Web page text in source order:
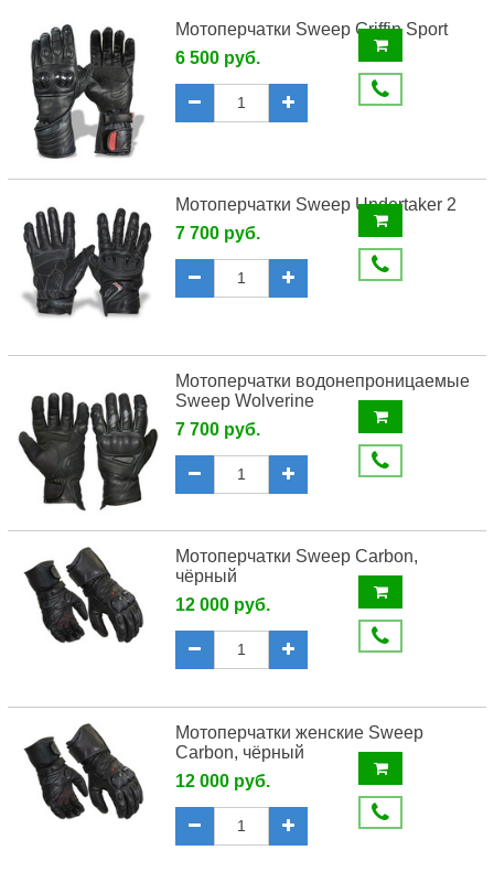
Мотоперчатки Sweep Griffin Sport
6 500 руб.
Мотоперчатки Sweep Undertaker 2
7 700 руб.
Мотоперчатки водонепроницаемые
Sweep Wolverine
7 700 руб.
Мотоперчатки Sweep Carbon,
чёрный
12 000 руб.
Мотоперчатки женские Sweep
Carbon, чёрный
12 000 руб.